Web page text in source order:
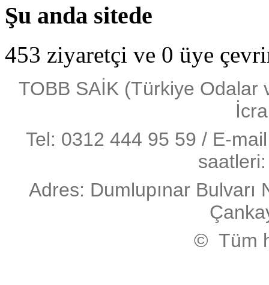
Şu anda sitede
453 ziyaretçi ve 0 üye
TOBB SAİK (Türkiye Odalar
Tel: 0312 444 95 59 / E-
Adres: Dumlupınar
© Tüm